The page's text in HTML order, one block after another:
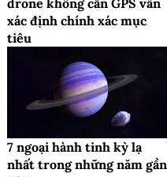
drone không cần GPS vẫn
xác định chính xác mục
tiêu
7 ngoại hành tinh kỳ lạ
nhất trong những năm gần